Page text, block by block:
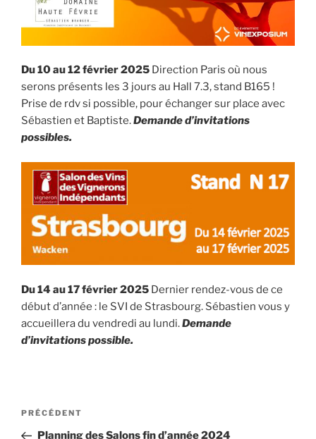
Du 10 au 12 février 2025 Direction Paris où nous
serons présents les 3 jours au Hall 7.3, stand B165 !
Prise de rdv si possible, pour échanger sur place avec
Sébastien et Baptiste.Demande d’invitations
possibles.
Du 14 au 17 février 2025 Dernier rendez-vous de ce
début d’année : le SVI de Strasbourg. Sébastien vous y
accueillera du vendredi au lundi.Demande
d’invitations possible.
Navigation
Article
précédent
PRÉCÉDENT
Planning des Salons fin d’année 2024